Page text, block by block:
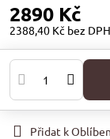
2890 Kč
2388,40 Kč bez DPH
Přidat k